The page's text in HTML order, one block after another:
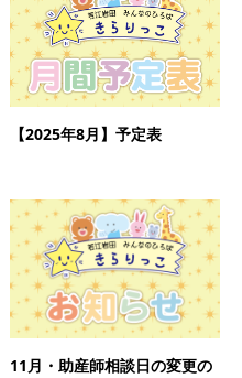
【2025年8月】予定表
11月・助産師相談日の変更の